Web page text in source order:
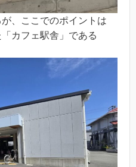
、ここでのポイントは
カフェ駅舎」である